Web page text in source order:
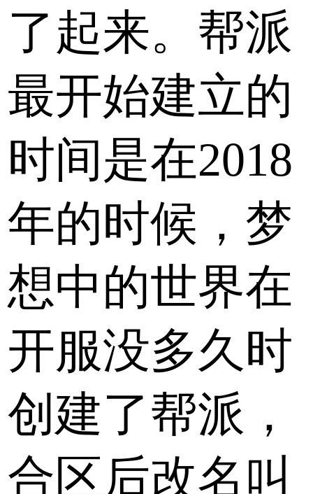
了起来。帮派
最开始建立的
时间是在2018
年的时候，梦
想中的世界在
开服没多久时
创建了帮派，
合区后改名叫